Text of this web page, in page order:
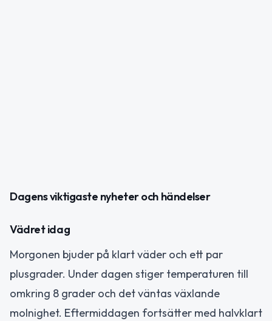
Dagens viktigaste nyheter och händelser
Vädret idag
Morgonen bjuder på klart väder och ett par
plusgrader. Under dagen stiger temperaturen till
omkring 8 grader och det väntas växlande
molnighet. Eftermiddagen fortsätter med halvklart